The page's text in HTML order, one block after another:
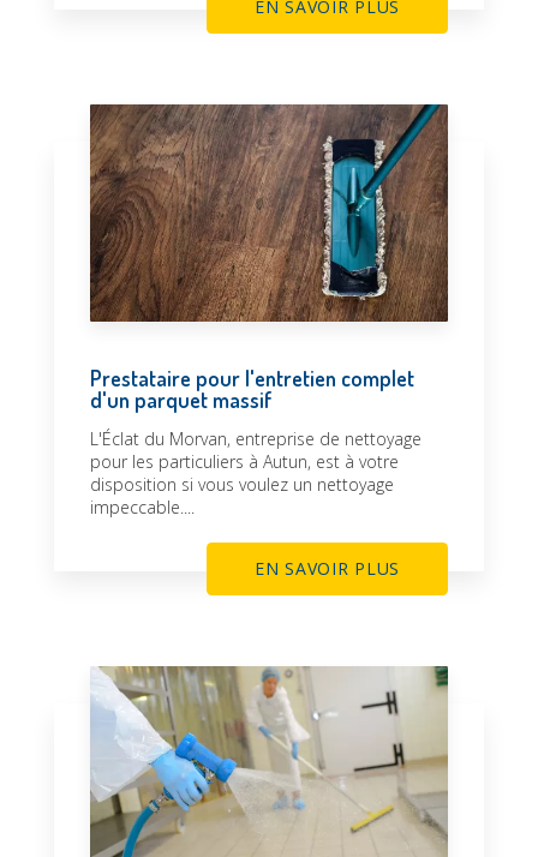
EN SAVOIR PLUS
Prestataire pour l'entretien complet
d'un parquet massif
L'Éclat du Morvan, entreprise de nettoyage
pour les particuliers à Autun, est à votre
disposition si vous voulez un nettoyage
impeccable....
EN SAVOIR PLUS